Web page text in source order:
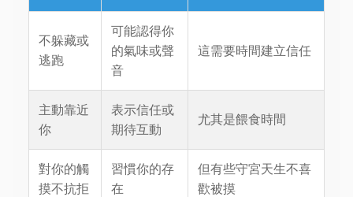
不躲藏或
逃跑
可能認得你
的氣味或聲
音
這需要時間建立信任
主動靠近
你
表示信任或
期待互動
尤其是餵食時間
對你的觸
摸不抗拒
習慣你的存
在
但有些守宮天生不喜
歡被摸